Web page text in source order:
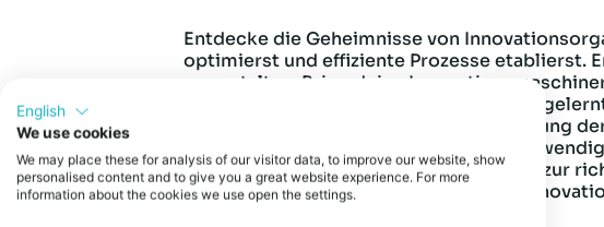
Entdecke die Geheimnisse von
optimierst und effiziente Prozesse etablierst.
zu gestalten. Bring deine
Nach diesem Modul wirst du Folgendes
Welche Prozesse zur Implementierung
Welche Rollen und Fähigkeiten
Wie man die richtigen Stakeholder zur
Die Teilnahme ist nur für Member des
English
We use cookies
We may place these for analysis of our visitor data, to improve our website, show
personalised content and to give you a great website experience. For more
information about the cookies we use open the settings.